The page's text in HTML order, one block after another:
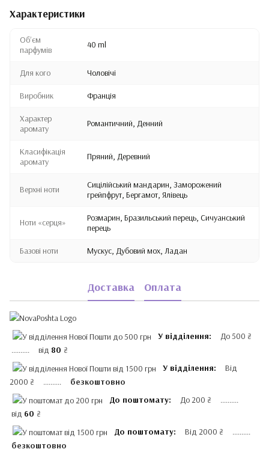
Характеристики
Обʼєм
парфумів
40 ml
Для кого Чоловічі
Виробник Франція
Характер
аромату
Романтичний, Денний
Класифікація
аромату
Пряний, Деревний
Верхні ноти
Сицілійський мандарин, Заморожений
грейпфрут, Бергамот, Ялівець
Ноти «серця»
Розмарин, Бразильський перець, Сичуанський
перець
Базові ноти Мускус, Дубовий мох, Ладан
Доставка Оплата
У відділення: До 500 ₴
.......... від 80 ₴
У відділення: Від
2000 ₴ .......... безкоштовно
До поштомату: До 200 ₴ ..........
від 60 ₴
До поштомату: Від 2000 ₴ ..........
безкоштовно